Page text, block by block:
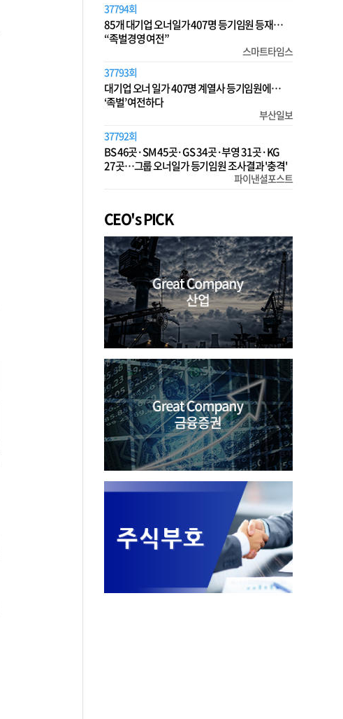
37794회
85개 대기업 오너일가 407명 등기임원 등재…
“족벌경영 여전”
스마트타임스
37793회
대기업 오너 일가 407명 계열사 등기임원에…
‘족벌’ 여전하다
부산일보
37792회
BS 46곳·SM 45곳·GS 34곳·부영 31곳·KG
27곳…그룹 오너일가 등기임원 조사결과 '충격'
파이낸셜포스트
CEO's PICK